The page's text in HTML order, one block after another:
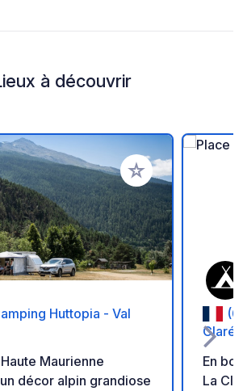
à découvrir
Ajouter à vos
Huttopia - Val
Maurienne
décor alpin grandiose
Clarée
En
La